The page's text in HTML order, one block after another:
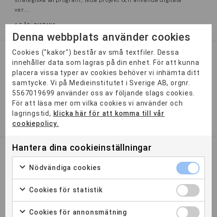
ver...
1,5 ÅR DISTANS
Marketing Automation
Ansökan stängd
Marketing Automation- för dig som vill bli ledande på
strategier, processer och flöden inom digital
marknadsföring.
2 ÅR DISTANS
Systemutvecklare .NET
Ansökan stängd
Utbildningen till Systemutvecklare .NET ger dig kunskaper i
att utveckla och underhålla applikationer och databassystem
...
Denna webbplats använder cookies
Cookies ("kakor") består av små textfiler. Dessa
innehåller data som lagras på din enhet. För att kunna
placera vissa typer av cookies behöver vi inhämta ditt
samtycke. Vi på Medieinstitutet i Sverige AB, orgnr.
5567019699 använder oss av följande slags cookies.
För att läsa mer om vilka cookies vi använder och
lagringstid, klicka här för att komma till vår
cookiepolicy.
Hantera dina cookieinställningar
Nödvändiga cookies
Cookies för statistik
Cookies för annonsmätning